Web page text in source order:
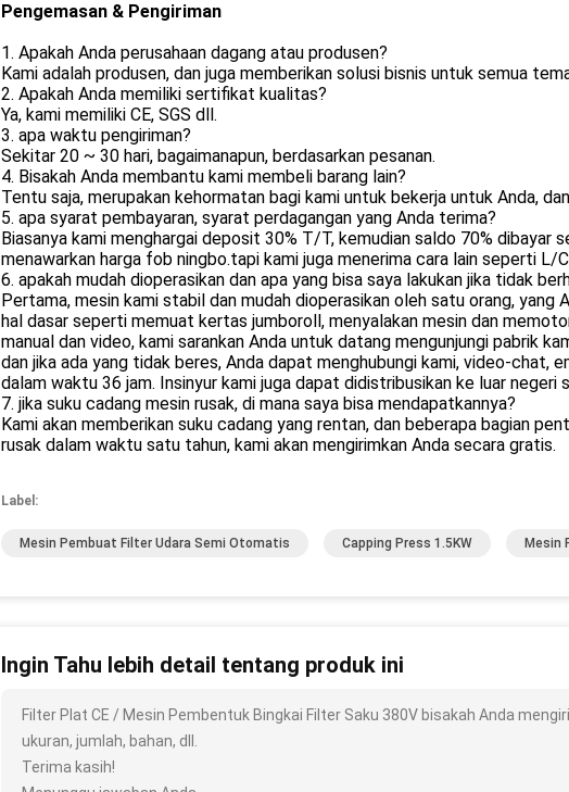
Pengemasan & Pengiriman
1. Apakah Anda perusahaan dagang atau produsen?
Kami adalah produsen, dan juga memberikan solusi bisnis untuk semua
2. Apakah Anda memiliki sertifikat kualitas?
Ya, kami memiliki CE, SGS dll.
3. apa waktu pengiriman?
Sekitar 20 ~ 30 hari, bagaimanapun, berdasarkan pesanan.
4. Bisakah Anda membantu kami membeli barang lain?
Tentu saja, merupakan kehormatan bagi kami untuk bekerja untuk Anda,
5. apa syarat pembayaran, syarat perdagangan yang Anda terima?
Biasanya kami menghargai deposit 30% T/T, kemudian saldo 70% dibayar
menawarkan harga fob ningbo.tapi kami juga menerima cara lain seperti L/
6. apakah mudah dioperasikan dan apa yang bisa saya lakukan jika tidak
Pertama, mesin kami stabil dan mudah dioperasikan oleh satu orang, yang
hal dasar seperti memuat kertas jumboroll, menyalakan mesin dan
manual dan video, kami sarankan Anda untuk datang mengunjungi pabrik
dan jika ada yang tidak beres, Anda dapat menghubungi kami, video-chat,
dalam waktu 36 jam. Insinyur kami juga dapat didistribusikan ke luar negeri
7. jika suku cadang mesin rusak, di mana saya bisa mendapatkannya?
Kami akan memberikan suku cadang yang rentan, dan beberapa bagian
rusak dalam waktu satu tahun, kami akan mengirimkan Anda secara gratis.
Label:
Mesin Pembuat Filter Udara Semi Otomatis Capping Press 1.5KW Mesin
Ingin Tahu lebih detail tentang produk ini
Filter Plat CE / Mesin Pembentuk Bingkai Filter Saku 380V bisakah Anda
ukuran, jumlah, bahan, dll.
Terima kasih!